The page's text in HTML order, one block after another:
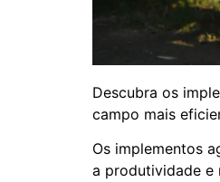
Descubra os
campo mais
Os implementos
a produtividade e